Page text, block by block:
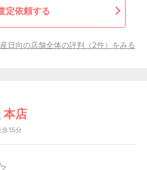
定依頼する
日向の店舗全体の評判（2件）をみる
本店
歩15分